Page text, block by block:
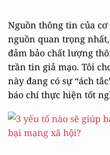
Nguồn thông tin của
nguồn quan trọng
đảm bảo chất lượng
trần tin giả mạo. Tôi
này đang có sự “ách
báo chí thực hiện tốt